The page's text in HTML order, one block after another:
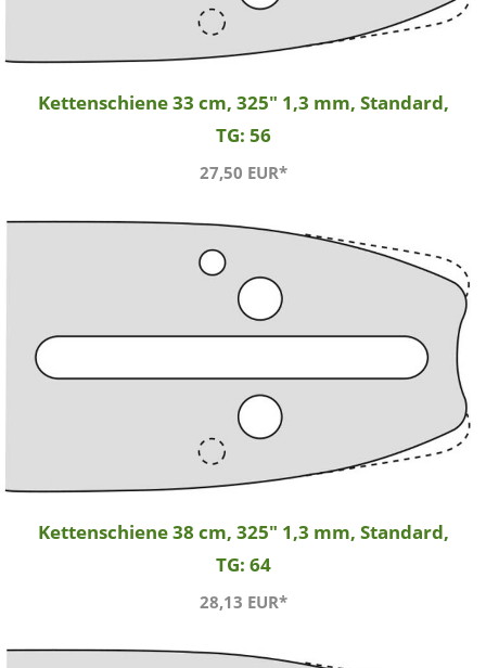
Kettenschiene 33 cm, 325" 1,3 mm, Standard,
TG: 56
27,50 EUR*
Kettenschiene 38 cm, 325" 1,3 mm, Standard,
TG: 64
28,13 EUR*